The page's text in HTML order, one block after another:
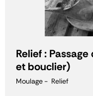
Relief :
et bouclier)
Moulage Relief